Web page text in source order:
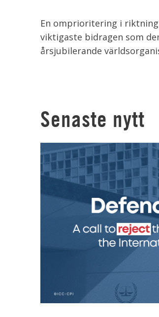
En omprioritering i
viktigaste bidragen som
årsjubilerande
Senaste nytt